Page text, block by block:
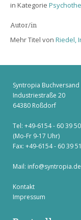
in Kategorie
Autor/in
Mehr Titel von Riedel,
Syntropia Buchversand
Industriestraße 20
64380 Roßdorf
Tel: +49-6154 - 60 39 50
(Mo-Fr 9-17 Uhr)
Fax: +49-6154 - 60 39
Mail: info@syntropia.de
Kontakt
Impressum